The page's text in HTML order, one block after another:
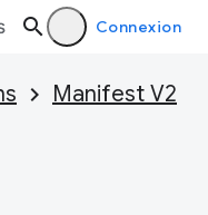
Connexion
Manifest V2